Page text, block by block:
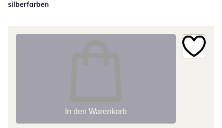
silberfarben
In den Warenkorb